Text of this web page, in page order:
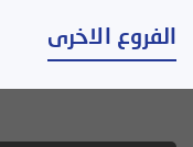
الفروع الاخرى